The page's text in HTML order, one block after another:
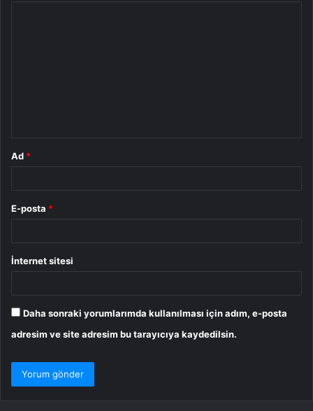
Ad *
E-posta *
İnternet sitesi
Daha sonraki yorumlarımda kullanılması için adım, e-posta
adresim ve site adresim bu tarayıcıya kaydedilsin.